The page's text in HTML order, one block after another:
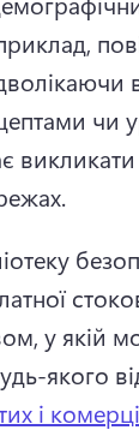
чи
у якій
якого
і